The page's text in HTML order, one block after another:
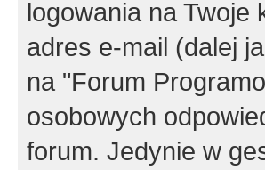
logowania na Twoje
adres e-mail (dalej
na "Forum
osobowych
forum. Jedynie w